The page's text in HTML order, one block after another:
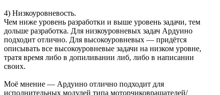
4) Низкоуровневость.
Чем ниже уровень разработки и выше уровень задачи, тем
дольше разработка. Для низкоуровневых задач Ардуино
подходит отлично. Для высокоуровневых — придётся
описывать все высокоуровневые задачи на низком уровне,
тратя время либо в допиливании либ, либо в написании
своих.
Моё мнение — Ардуино отлично подходит для
исполнительных модулей типа моторчиковращателей/